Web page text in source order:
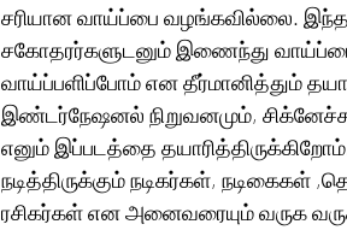
சரியான வாய்ப்பை வழங்கவில்லை.
சகோதரர்களுடனும் இணைந்து
வாய்ப்பளிப்போம் என தீர்மானித்தும்
இண்டர்நேஷனல் நிறுவனமும்,
எனும் இப்படத்தை
நடித்திருக்கும் நடிகர்கள்,
ரசிகர்கள் என அனைவரையும் வருக